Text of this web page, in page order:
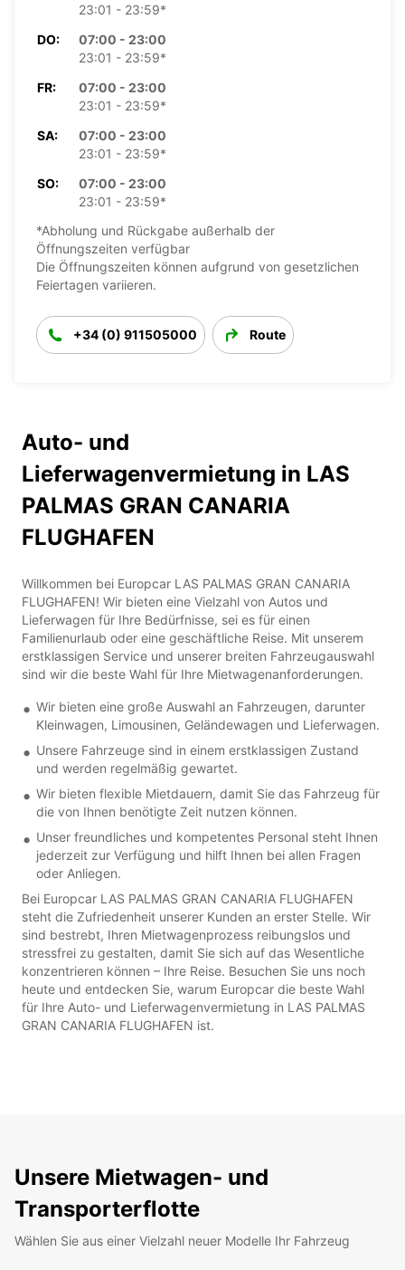
23:01 - 23:59*
DO:
07:00 - 23:00
23:01 - 23:59*
FR:
07:00 - 23:00
23:01 - 23:59*
SA:
07:00 - 23:00
23:01 - 23:59*
SO:
07:00 - 23:00
23:01 - 23:59*
*Abholung und Rückgabe außerhalb der
Öffnungszeiten verfügbar
Die Öffnungszeiten können aufgrund von gesetzlichen
Feiertagen variieren.
+34 (0) 911505000 Route
Auto- und
Lieferwagenvermietung in LAS
PALMAS GRAN CANARIA
FLUGHAFEN
Willkommen bei Europcar LAS PALMAS GRAN CANARIA
FLUGHAFEN! Wir bieten eine Vielzahl von Autos und
Lieferwagen für Ihre Bedürfnisse, sei es für einen
Familienurlaub oder eine geschäftliche Reise. Mit unserem
erstklassigen Service und unserer breiten Fahrzeugauswahl
sind wir die beste Wahl für Ihre Mietwagenanforderungen.
Wir bieten eine große Auswahl an Fahrzeugen, darunter
Kleinwagen, Limousinen, Geländewagen und Lieferwagen.
Unsere Fahrzeuge sind in einem erstklassigen Zustand
und werden regelmäßig gewartet.
Wir bieten flexible Mietdauern, damit Sie das Fahrzeug für
die von Ihnen benötigte Zeit nutzen können.
Unser freundliches und kompetentes Personal steht Ihnen
jederzeit zur Verfügung und hilft Ihnen bei allen Fragen
oder Anliegen.
Bei Europcar LAS PALMAS GRAN CANARIA FLUGHAFEN
steht die Zufriedenheit unserer Kunden an erster Stelle. Wir
sind bestrebt, Ihren Mietwagenprozess reibungslos und
stressfrei zu gestalten, damit Sie sich auf das Wesentliche
konzentrieren können – Ihre Reise. Besuchen Sie uns noch
heute und entdecken Sie, warum Europcar die beste Wahl
für Ihre Auto- und Lieferwagenvermietung in LAS PALMAS
GRAN CANARIA FLUGHAFEN ist.
Unsere Mietwagen- und
Transporterflotte
Wählen Sie aus einer Vielzahl neuer Modelle Ihr Fahrzeug